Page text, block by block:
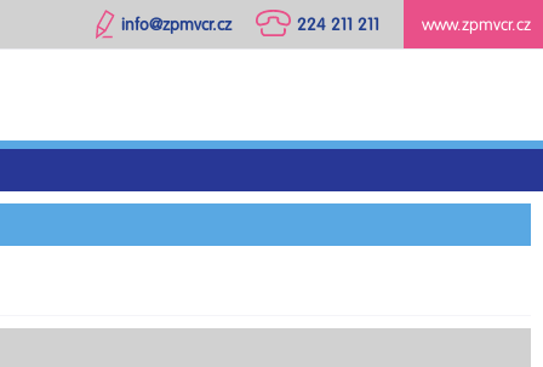
www.zpmvcr.cz
224 211 211
info@zpmvcr.cz